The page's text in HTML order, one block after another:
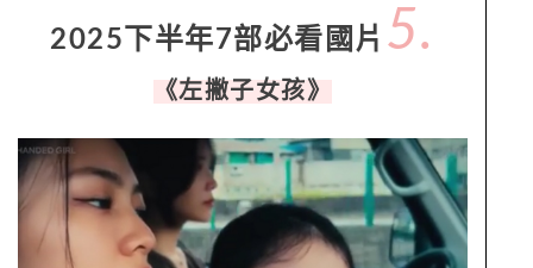
2025下半年7部必看國片 5.
《左撇子女孩》